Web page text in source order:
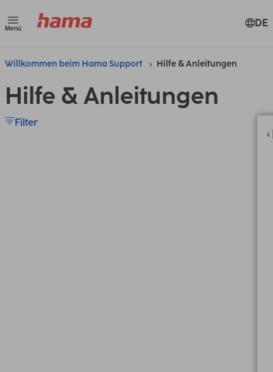
Menü DE
Willkommen beim Hama Support Hilfe & Anleitungen
Hilfe & Anleitungen
Filter